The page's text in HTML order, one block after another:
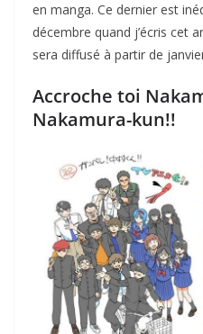
en manga. Ce dernier est
décembre quand j’écris cet
sera diffusé à partir de
Accroche toi
Nakamura-kun!!